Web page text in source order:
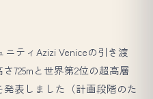
ティAzizi Veniceの引き渡
725mと世界第2位の超高層
発表しました（計画段階のた